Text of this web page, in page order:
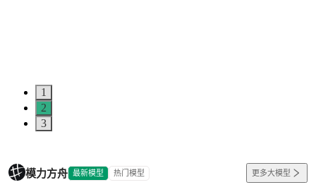
1
2
3
模力方舟 最新模型 热门模型 更多大模型